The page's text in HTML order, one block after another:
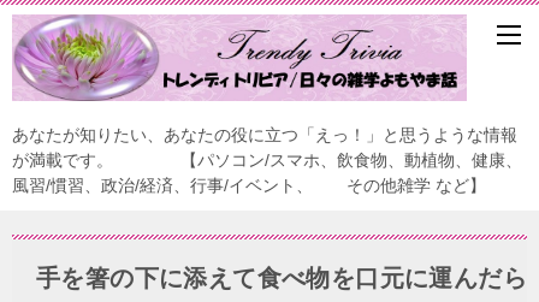
あなたが知りたい、あなたの役に立つ「えっ！」と思うような情報
が満載です。 【パソコン/スマホ、飲食物、動植物、健康、
風習/慣習、政治/経済、行事/イベント、 その他雑学 など】
手を箸の下に添えて食べ物を口元に運んだら